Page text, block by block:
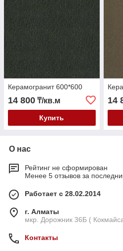
Керамогранит 600*600
14 800 ₸/кв.м
Купить
14
О нас
Рейтинг не сформирован
Менее 5 отзывов за
Работает с 28.02.2014
г. Алматы
мкр. Дорожник 36Б (
Контакты